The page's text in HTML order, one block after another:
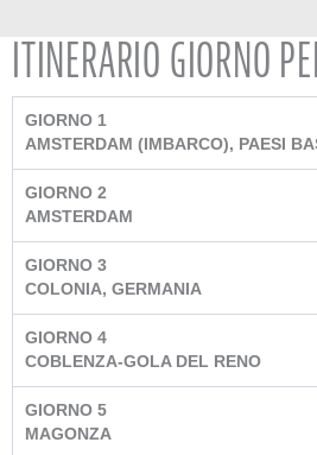
ITINERARIO GIORNO
GIORNO 1
AMSTERDAM (IMBARCO), PAESI
GIORNO 2
AMSTERDAM
GIORNO 3
COLONIA, GERMANIA
GIORNO 4
COBLENZA-GOLA DEL RENO
GIORNO 5
MAGONZA